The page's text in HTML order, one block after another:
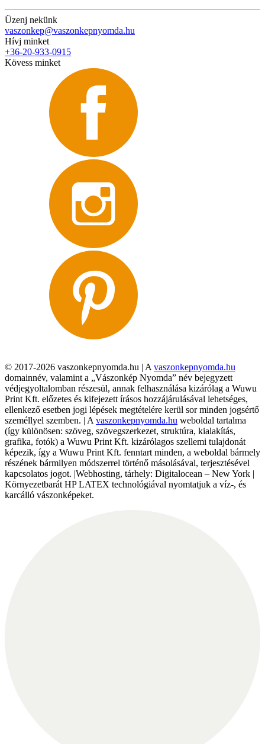
Üzenj nekünk
vaszonkep@vaszonkepnyomda.hu
Hívj minket
+36-20-933-0915
Kövess minket
© 2017-2026 vaszonkepnyomda.hu | A vaszonkepnyomda.hu
domainnév, valamint a „Vászonkép Nyomda” név bejegyzett
védjegyoltalomban részesül, annak felhasználása kizárólag a Wuwu
Print Kft. előzetes és kifejezett írásos hozzájárulásával lehetséges,
ellenkező esetben jogi lépések megtételére kerül sor minden jogsértő
személlyel szemben. | A vaszonkepnyomda.hu weboldal tartalma
(így különösen: szöveg, szövegszerkezet, struktúra, kialakítás,
grafika, fotók) a Wuwu Print Kft. kizárólagos szellemi tulajdonát
képezik, így a Wuwu Print Kft. fenntart minden, a weboldal bármely
részének bármilyen módszerrel történő másolásával, terjesztésével
kapcsolatos jogot. |Webhosting, tárhely: Digitalocean – New York |
Környezetbarát HP LATEX technológiával nyomtatjuk a víz-, és
karcálló vászonképeket.